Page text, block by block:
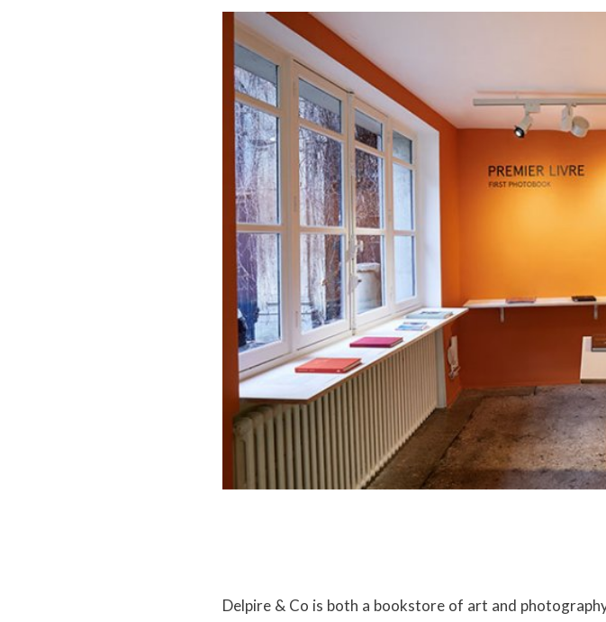
Delpire & Co is both a bookstore of art and